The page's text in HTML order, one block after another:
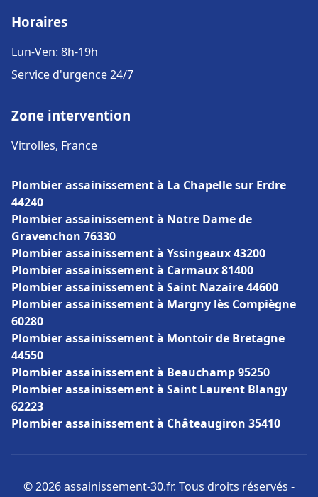
Horaires
Lun-Ven: 8h-19h
Service d'urgence 24/7
Zone intervention
Vitrolles, France
Plombier assainissement à La Chapelle sur Erdre
44240
Plombier assainissement à Notre Dame de
Gravenchon 76330
Plombier assainissement à Yssingeaux 43200
Plombier assainissement à Carmaux 81400
Plombier assainissement à Saint Nazaire 44600
Plombier assainissement à Margny lès Compiègne
60280
Plombier assainissement à Montoir de Bretagne
44550
Plombier assainissement à Beauchamp 95250
Plombier assainissement à Saint Laurent Blangy
62223
Plombier assainissement à Châteaugiron 35410
© 2026 assainissement-30.fr. Tous droits réservés -